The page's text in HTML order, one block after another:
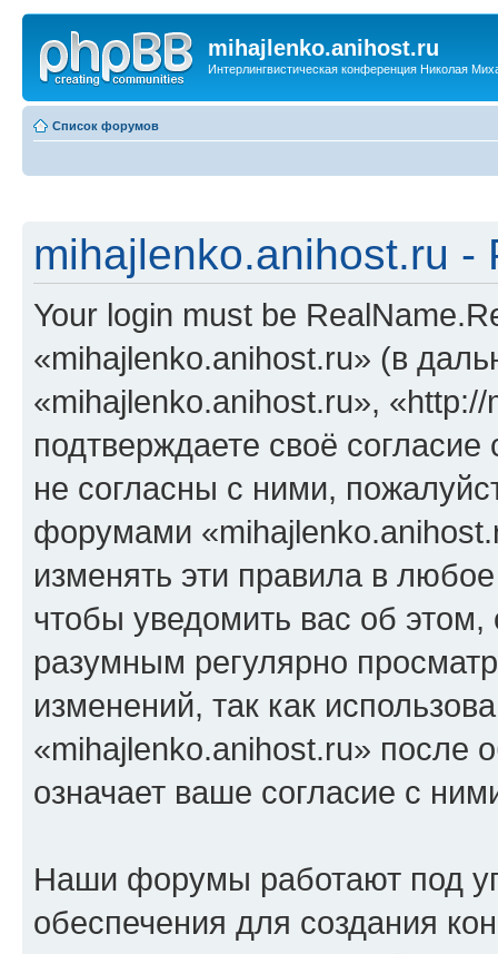
mihajlenko.anihost.ru
Интерлингвистическая конференция Николая
Список форумов
mihajlenko.anihost.ru -
Your login must be
«mihajlenko.anihost.ru» (в
«mihajlenko.anihost.ru»,
подтверждаете своё
не согласны с ними,
форумами
изменять эти правила в
чтобы уведомить вас об
разумным регулярно
изменений, так как
«mihajlenko.anihost.ru» после
означает ваше согласие с
Наши форумы работают под
обеспечения для создания